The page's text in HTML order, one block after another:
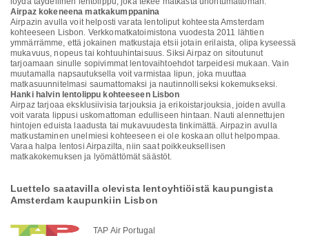
Airpaz kokeneena matkakumppanina
Airpazin avulla voit helposti varata lentoliput kohteesta Amsterdam
kohteeseen Lisbon. Verkkomatkatoimistona vuodesta 2011 lähtien
ymmärrämme, että jokainen matkustaja etsii jotain erilaista, olipa kyseessä
mukavuus, nopeus tai kohtuuhintaisuus. Siksi Airpaz on sitoutunut
tarjoamaan sinulle sopivimmat lentovaihtoehdot tarpeidesi mukaan. Vain
muutamalla napsautuksella voit varmistaa lipun, joka muuttaa
matkasuunnitelmasi saumattomaksi ja nautinnolliseksi kokemukseksi.
Hanki halvin lentolippu kohteeseen Lisbon
Airpaz tarjoaa eksklusiivisia tarjouksia ja erikoistarjouksia, joiden avulla
voit varata lippusi uskomattoman edulliseen hintaan. Nauti alennettujen
hintojen eduista laadusta tai mukavuudesta tinkimättä. Airpazin avulla
matkustaminen unelmiesi kohteeseen ei ole koskaan ollut helpompaa.
Varaa halpa lentosi Airpazilta, niin saat poikkeuksellisen
matkakokemuksen ja lyömättömät säästöt.
Luettelo saatavilla olevista lentoyhtiöistä kaupungista
Amsterdam kaupunkiin Lisbon
TAP Air Portugal